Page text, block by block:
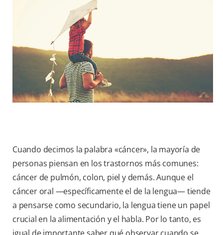
Cuando decimos la palabra «cáncer», la mayoría de
personas piensan en los trastornos más comunes:
cáncer de pulmón, colon, piel y demás. Aunque el
cáncer oral —específicamente el de la lengua— tiende
a pensarse como secundario, la lengua tiene un papel
crucial en la alimentación y el habla. Por lo tanto, es